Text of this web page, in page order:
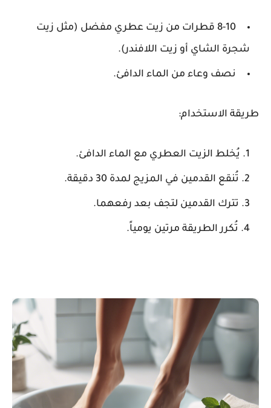
8-10 قطرات من زيت عطري مفضل (مثل زيت
شجرة الشاي أو زيت اللافندر).
نصف وعاء من الماء الدافئ.
طريقة الاستخدام:
يُخلط الزيت العطري مع الماء الدافئ.
تُنقع القدمين في المزيج لمدة 30 دقيقة.
تترك القدمين لتجف بعد رفعهما.
تُكرر الطريقة مرتين يومياً.